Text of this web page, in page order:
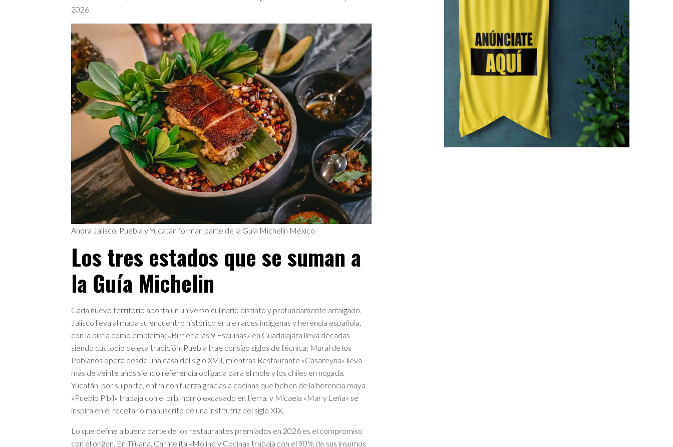
2026.
Ahora Jalisco, Puebla y Yucatán forman parte de la Guía Michelin México
Los tres estados que se suman a
la Guía Michelin
Cada nuevo territorio aporta un universo culinario distinto y profundamente arraigado.
Jalisco lleva al mapa su encuentro histórico entre raíces indígenas y herencia española,
con la birria como emblema; «Birriería las 9 Esquinas» en Guadalajara lleva décadas
siendo custodio de esa tradición. Puebla trae consigo siglos de técnica: Mural de los
Poblanos opera desde una casa del siglo XVII, mientras Restaurante «Casareyna» lleva
más de veinte años siendo referencia obligada para el mole y los chiles en nogada.
Yucatán, por su parte, entra con fuerza gracias a cocinas que beben de la herencia maya
«Pueblo Pibil» trabaja con el píib, horno excavado en tierra, y Micaela «Mar y Leña» se
inspira en el recetario manuscrito de una institutriz del siglo XIX.
Lo que define a buena parte de los restaurantes premiados en 2026 es el compromiso
con el origen. En Tijuana, Carmelita «Molino y Cocina» trabaja con el 90% de sus insumos